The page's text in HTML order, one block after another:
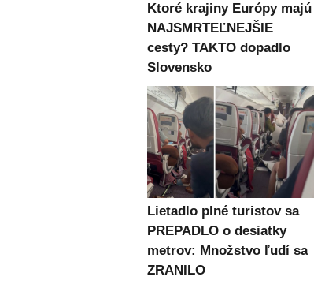
Ktoré krajiny Európy majú
NAJSMRTEĽNEJŠIE
cesty? TAKTO dopadlo
Slovensko
Lietadlo plné turistov sa
PREPADLO o desiatky
metrov: Množstvo ľudí sa
ZRANILO